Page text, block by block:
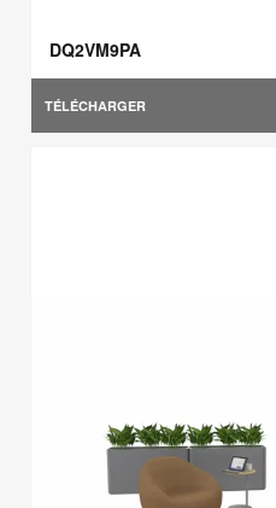
DQ2VM9PA
TÉLÉCHARGER